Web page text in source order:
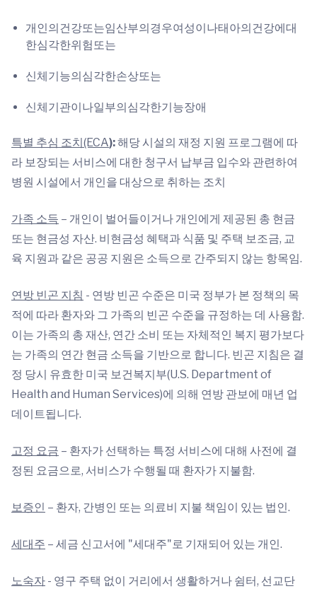
개인의건강또는임산부의경우여성이나태아의건강에대
한심각한위험또는
신체기능의심각한손상또는
신체기관이나일부의심각한기능장애
특별 추심 조치(ECA):해당 시설의 재정 지원 프로그램에 따
라 보장되는 서비스에 대한 청구서 납부금 입수와 관련하여
병원 시설에서 개인을 대상으로 취하는 조치
가족 소득 – 개인이 벌어들이거나 개인에게 제공된 총 현금
또는 현금성 자산. 비현금성 혜택과 식품 및 주택 보조금, 교
육 지원과 같은 공공 지원은 소득으로 간주되지 않는 항목임.
연방 빈곤 지침 - 연방 빈곤 수준은 미국 정부가 본 정책의 목
적에 따라 환자와 그 가족의 빈곤 수준을 규정하는 데 사용함.
이는 가족의 총 재산, 연간 소비 또는 자체적인 복지 평가보다
는 가족의 연간 현금 소득을 기반으로 합니다. 빈곤 지침은 결
정 당시 유효한 미국 보건복지부(U.S. Department of
Health and Human Services)에 의해 연방 관보에 매년 업
데이트됩니다.
고정 요금 – 환자가 선택하는 특정 서비스에 대해 사전에 결
정된 요금으로, 서비스가 수행될 때 환자가 지불함.
보증인 – 환자, 간병인 또는 의료비 지불 책임이 있는 법인.
세대주 – 세금 신고서에 "세대주"로 기재되어 있는 개인.
노숙자 - 영구 주택 없이 거리에서 생활하거나 쉼터, 선교단